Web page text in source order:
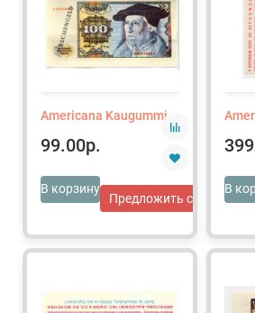
Americana Kaugummi
99.00р.
В корзину
Предложить свою цену
В